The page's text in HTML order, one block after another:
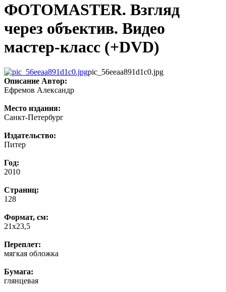
ФОТОMASTER. Взгляд
через объектив. Видео
мастер-класс (+DVD)
pic_56eeaa891d1c0.jpg
Описание Автор:
Ефремов Александр
Место издания:
Санкт-Петербург
Издательство:
Питер
Год:
2010
Страниц:
128
Формат, см:
21х23,5
Переплет:
мягкая обложка
Бумага:
глянцевая